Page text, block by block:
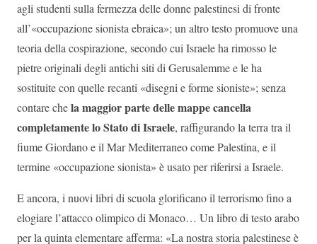
agli studenti sulla fermezza delle donne palestinesi di fronte
all’«occupazione sionista ebraica»; un altro testo promuove una
teoria della cospirazione, secondo cui Israele ha rimosso le
pietre originali degli antichi siti di Gerusalemme e le ha
sostituite con quelle recanti «disegni e forme sioniste»; senza
contare chela maggior parte delle mappe cancella
completamente lo Stato di Israele, raffigurando la terra tra il
fiume Giordano e il Mar Mediterraneo come Palestina, e il
termine «occupazione sionista» è usato per riferirsi a Israele.
E ancora, i nuovi libri di scuola glorificano il terrorismo fino a
elogiare l’attacco olimpico di Monaco… Un libro di testo arabo
per la quinta elementare afferma: «La nostra storia palestinese è